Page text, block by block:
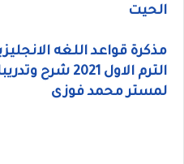
الحيت
مذكرة قواعد اللغه
الترم الاول
لمستر محمد فوزى